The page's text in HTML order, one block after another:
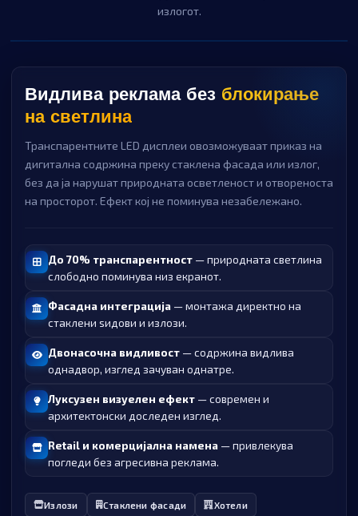
излогот.
Видлива реклама без блокирање
на светлина
Транспарентните LED дисплеи овозможуваат приказ на
дигитална содржина преку стаклена фасада или излог,
без да ја нарушат природната осветленост и отвореноста
на просторот. Ефект кој не поминува незабележано.
До 70% транспарентност — природната светлина
слободно поминува низ екранот.
Фасадна интеграција — монтажа директно на
стаклени ѕидови и излози.
Двонасочна видливост — содржина видлива
однадвор, изглед зачуван однатре.
Луксузен визуелен ефект — современ и
архитектонски доследен изглед.
Retail и комерцијална намена — привлекува
погледи без агресивна реклама.
Излози Стаклени фасади Хотели